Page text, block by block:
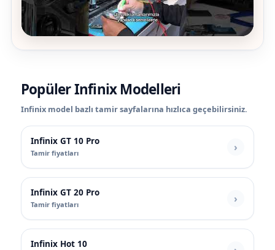
Popüler Infinix Modelleri
Infinix model bazlı tamir sayfalarına hızlıca geçebilirsiniz.
Infinix GT 10 Pro
Tamir fiyatları
Infinix GT 20 Pro
Tamir fiyatları
Infinix Hot 10